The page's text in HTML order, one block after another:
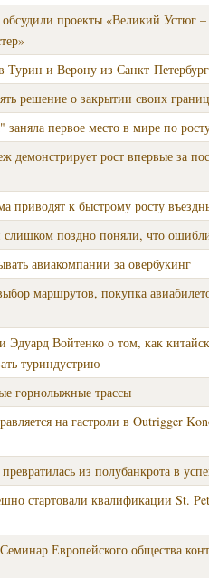
обсудили проекты «Великий Устюг
Турин и Верону из Санкт-
решение о закрытии своих границ
первое место в мире по
демонстрирует рост впервые за
приводят к быстрому росту
слишком поздно поняли, что
авиакомпании за овербукинг
маршрутов, покупка
Эдуард Войтенко о том, как
туриндустрию
горнолыжные трассы
на гастроли в Outrigger
из полубанкрота в
стартовали квалификации St.
Европейского общества